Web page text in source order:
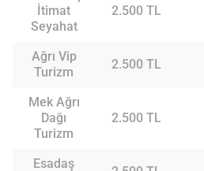
İtimat
Seyahat
2.500 TL
Ağrı Vip
Turizm
2.500 TL
Mek Ağrı
Dağı
Turizm
2.500 TL
Esadaş